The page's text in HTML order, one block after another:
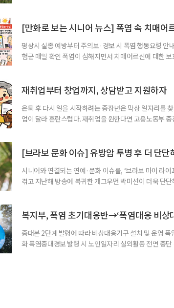
순한 휴양을 넘어 오감이 깨어나는 특별한 여정을 원한
[만화로 보는 시니어 뉴스] 폭염 속 치매어
평상시 실종 예방부터 주의보·경보 시 폭염 행동요령
험군 매일 확인 폭염이 심해지면서 치매어르신에 대한
매어르신은 인지기능 저하로 폭염 상황을 제대로 인식하
재취업부터 창업까지, 상담받고 지원하자
은퇴 후 다시 일을 시작하려는 중장년은 막상 일자리를
업이 달라 혼란스럽다. 재취업을 원한다면 고용노동부
준비부터 구직 수당까지 고용노동부 국민취업지원제도
업 지원 계획을 세
[브라보 문화 이슈] 유방암 투병 후 더 단단
시니어와 연결되는 연예·문화 이슈를, ‘브라보 마이 라
겪고 지난해 방송에 복귀한 개그우먼 박미선이 더욱 단
까. 오랜 방송 생활 뒤 전해진 투병 소식 박미선은 재치 있
복지부, 폭염 초기대응반→‘폭염대응 비상
중대본 2단계 발령에 따라 비상대응기구 설치 및 운영
화 폭염중대경보 발령 시 노인일자리 실외활동 전면 중